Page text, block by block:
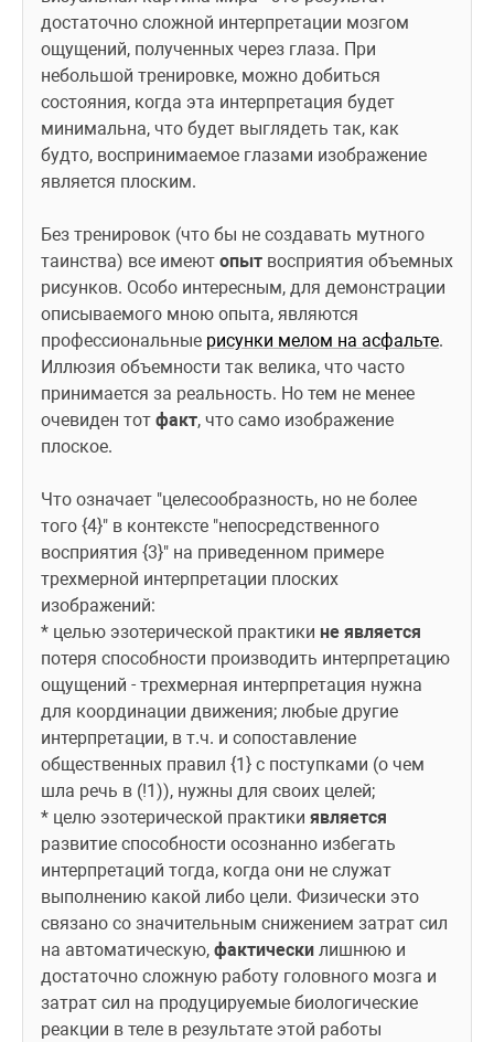
достаточно сложной интерпретации мозгом
ощущений, полученных через глаза. При
небольшой тренировке, можно добиться
состояния, когда эта интерпретация будет
минимальна, что будет выглядеть так, как
будто, воспринимаемое глазами изображение
является плоским.
Без тренировок (что бы не создавать мутного
таинства) все имеют опыт восприятия объемных
рисунков. Особо интересным, для демонстрации
описываемого мною опыта, являются
профессиональные рисунки мелом на асфальте.
Иллюзия объемности так велика, что часто
принимается за реальность. Но тем не менее
очевиден тот факт, что само изображение
плоское.
Что означает "целесообразность, но не более
того {4}" в контексте "непосредственного
восприятия {3}" на приведенном примере
трехмерной интерпретации плоских
изображений:
* целью эзотерической практики не является
потеря способности производить интерпретацию
ощущений - трехмерная интерпретация нужна
для координации движения; любые другие
интерпретации, в т.ч. и сопоставление
общественных правил {1} с поступками (о чем
шла речь в (!1)), нужны для своих целей;
* целю эзотерической практики является
развитие способности осознанно избегать
интерпретаций тогда, когда они не служат
выполнению какой либо цели. Физически это
связано со значительным снижением затрат сил
на автоматическую, фактически лишнюю и
достаточно сложную работу головного мозга и
затрат сил на продуцируемые биологические
реакции в теле в результате этой работы